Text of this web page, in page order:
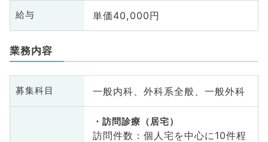
給与 単価40,000円
業務内容
募集科目 一般内科、外科系全般、一般外科
訪問診療（居宅）
訪問件数：個人宅を中心に10件程